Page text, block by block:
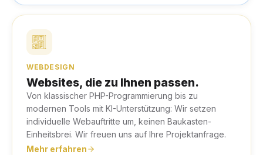
WEBDESIGN
Websites, die zu Ihnen passen.
Von klassischer PHP-Programmierung bis zu
modernen Tools mit KI-Unterstützung: Wir setzen
individuelle Webauftritte um, keinen Baukasten-
Einheitsbrei. Wir freuen uns auf Ihre Projektanfrage.
Mehr erfahren